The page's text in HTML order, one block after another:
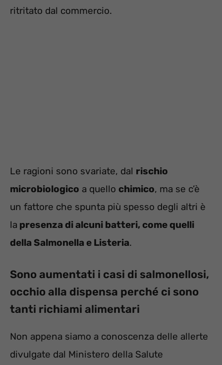
ritritato dal commercio.
Le ragioni sono svariate, dal rischio
microbiologico a quello chimico, ma se c’è
un fattore che spunta più spesso degli altri è
la presenza di alcuni batteri, come quelli
della Salmonella e Listeria.
Sono aumentati i casi di salmonellosi,
occhio alla dispensa perché ci sono
tanti richiami alimentari
Non appena siamo a conoscenza delle allerte
divulgate dal Ministero della Salute